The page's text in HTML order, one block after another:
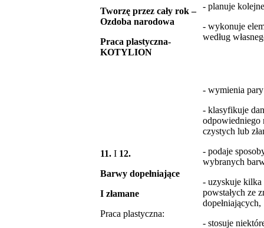
Tworzę przez cały rok –
Ozdoba narodowa
Praca plastyczna-
KOTYLION
- planuje
- wykonuje
według
11. I 12.
Barwy dopełniające
I złamane
Praca plastyczna:
- wymienia
- klasyfikuje
odpowiedniego
czystych lub
- podaje
wybranych
- uzyskuje kilka
powstałych ze
dopełniających,
- stosuje